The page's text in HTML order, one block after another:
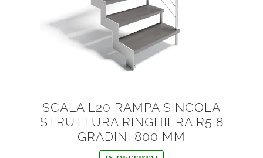
SCALA L20 RAMPA SINGOLA
STRUTTURA RINGHIERA R5 8
GRADINI 800 MM